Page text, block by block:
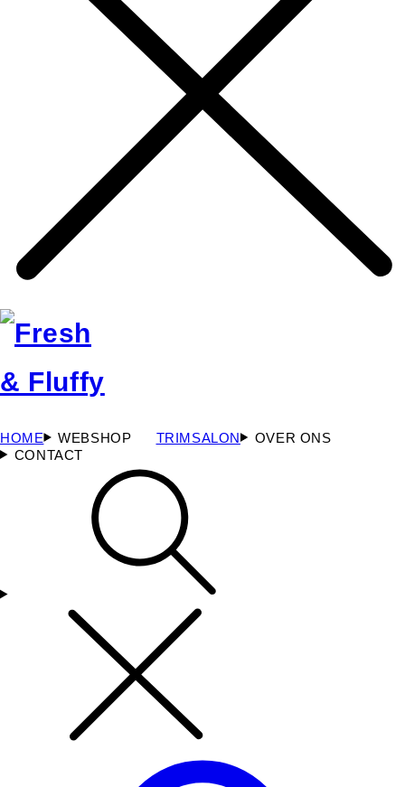
HOME WEBSHOP TRIMSALON
OVER ONS
CONTACT